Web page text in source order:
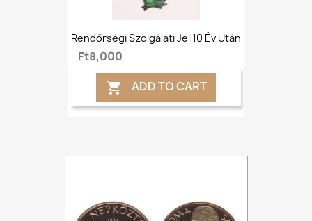
Rendőrségi Szolgálati Jel 10 Év Után
Ft8,000
 ADD TO CART